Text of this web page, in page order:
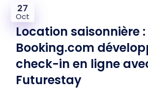
27
Oct
Location saisonnière :
Booking.com
check-in en ligne
Futurestay